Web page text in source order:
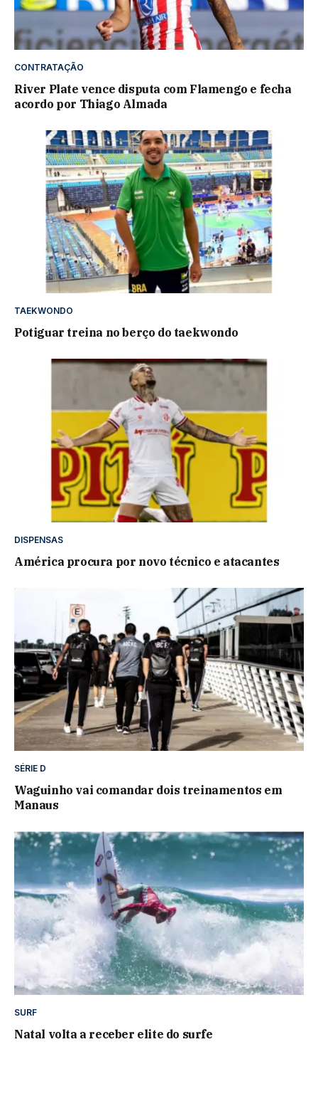
CONTRATAÇÃO
River Plate vence disputa com Flamengo e fecha
acordo por Thiago Almada
TAEKWONDO
Potiguar treina no berço do taekwondo
DISPENSAS
América procura por novo técnico e atacantes
SÉRIE D
Waguinho vai comandar dois treinamentos em
Manaus
SURF
Natal volta a receber elite do surfe